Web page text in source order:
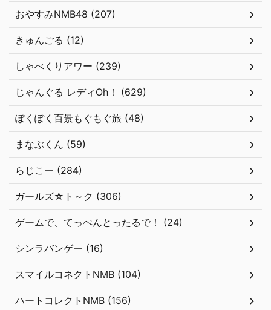
おやすみNMB48 (207)
きゅんごる (12)
しゃべくりアワー (239)
じゃんぐる レディOh！ (629)
ぽくぽく百景もぐもぐ旅 (48)
まなぶくん (59)
らじこー (284)
ガールズ☆ト～ク (306)
ゲームで、てっぺんとったるで！ (24)
シンラバンゲー (16)
スマイルコネクトNMB (104)
ハートコレクトNMB (156)